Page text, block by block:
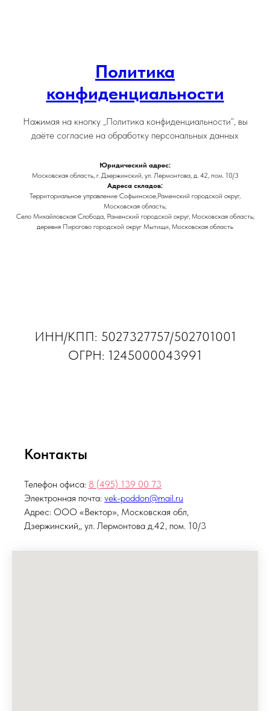
Политика
конфиденциальности
Нажимая на кнопку „Политика конфиденциальности“, вы
даёте согласие на обработку персональных данных
Юридический адрес:
Московская область, г. Дзержинский, ул. Лермонтова, д. 42, пом. 10/3
Адреса складов:
Территориальное управление Софьинское,Раменский городской округ,
Московская область;
Село Михайловская Слобода, Раменский городской округ, Московская область;
деревня Пирогово городской округ Мытищи, Московская область
ИНН/КПП: 5027327757/502701001
ОГРН: 1245000043991
Контакты
Телефон офиса: 8 (495) 139 00 73
Электронная почта: vek-poddon@mail.ru
Адрес: ООО «Вектор», Московская обл,
Дзержинский,, ул. Лермонтова д.42, пом. 10/3